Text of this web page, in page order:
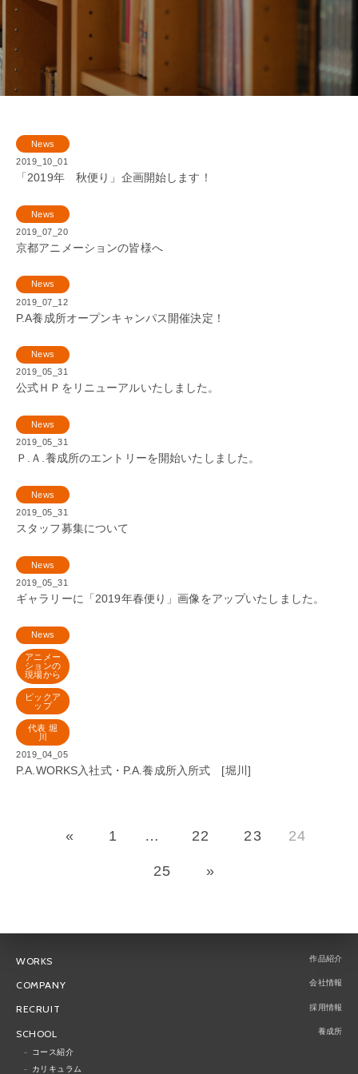
News
2019_10_01
「2019年 秋便り」企画開始します！
News
2019_07_20
京都アニメーションの皆様へ
News
2019_07_12
P.A養成所オープンキャンパス開催決定！
News
2019_05_31
公式ＨＰをリニューアルいたしました。
News
2019_05_31
Ｐ.Ａ.養成所のエントリーを開始いたしました。
News
2019_05_31
スタッフ募集について
News
2019_05_31
ギャラリーに「2019年春便り」画像をアップいたしました。
News
アニメー
ションの
現場から
ピックア
ップ
代表 堀
川
2019_04_05
P.A.WORKS入社式・P.A.養成所入所式 [堀川]
« 1 … 22 23 24
25 »
WORKS 作品紹介
COMPANY 会社情報
RECRUIT 採用情報
SCHOOL 養成所
コース紹介
カリキュラム